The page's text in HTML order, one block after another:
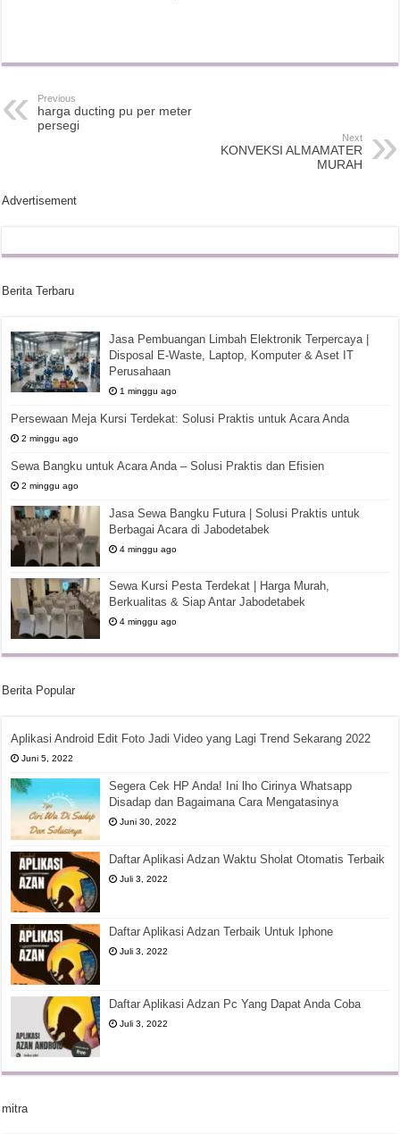
Previous
harga ducting pu per meter
persegi
Next
KONVEKSI ALMAMATER
MURAH
Advertisement
Berita Terbaru
Jasa Pembuangan Limbah Elektronik Terpercaya |
Disposal E-Waste, Laptop, Komputer & Aset IT
Perusahaan
1 minggu ago
Persewaan Meja Kursi Terdekat: Solusi Praktis untuk Acara Anda
2 minggu ago
Sewa Bangku untuk Acara Anda – Solusi Praktis dan Efisien
2 minggu ago
Jasa Sewa Bangku Futura | Solusi Praktis untuk
Berbagai Acara di Jabodetabek
4 minggu ago
Sewa Kursi Pesta Terdekat | Harga Murah,
Berkualitas & Siap Antar Jabodetabek
4 minggu ago
Berita Popular
Aplikasi Android Edit Foto Jadi Video yang Lagi Trend Sekarang 2022
Juni 5, 2022
Segera Cek HP Anda! Ini lho Cirinya Whatsapp
Disadap dan Bagaimana Cara Mengatasinya
Juni 30, 2022
Daftar Aplikasi Adzan Waktu Sholat Otomatis Terbaik
Juli 3, 2022
Daftar Aplikasi Adzan Terbaik Untuk Iphone
Juli 3, 2022
Daftar Aplikasi Adzan Pc Yang Dapat Anda Coba
Juli 3, 2022
mitra